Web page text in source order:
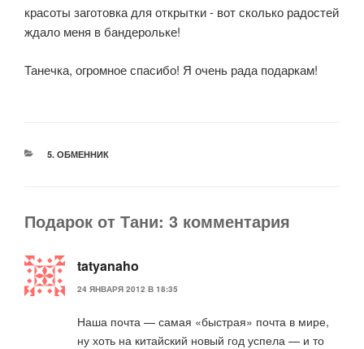
красоты заготовка для открытки - вот сколько радостей
ждало меня в бандерольке!
Танечка, огромное спасибо! Я очень рада подаркам!
РУБРИКИ
5. ОБМЕННИК
Подарок от Тани: 3 комментария
tatyanaho
24 ЯНВАРЯ 2012 В 18:35
Наша почта — самая «быстрая» почта в мире,
ну хоть на китайский новый год успела — и то